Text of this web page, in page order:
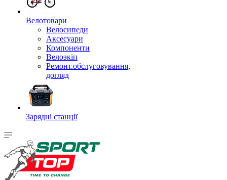
Велотовари
Велосипеди
Аксесуари
Компоненти
Велоэкіп
Ремонт.обслуговування,
догляд
Зарядні станції